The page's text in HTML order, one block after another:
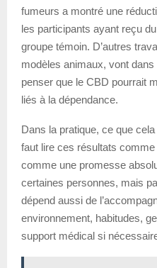
fumeurs a montré une
les participants ayant reçu
groupe témoin. D’autres
modèles animaux, vont
penser que le CBD pourrait
liés à la dépendance.
Dans la pratique, ce que cela
faut lire ces résultats
comme une promesse
certaines personnes, mais
dépend aussi de
environnement, habitudes,
support médical si